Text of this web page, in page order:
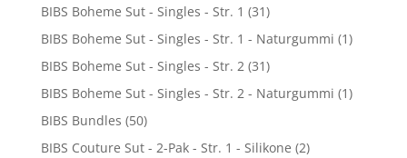
BIBS Boheme Sut - Singles - Str. 1 (31)
BIBS Boheme Sut - Singles - Str. 1 - Naturgummi (1)
BIBS Boheme Sut - Singles - Str. 2 (31)
BIBS Boheme Sut - Singles - Str. 2 - Naturgummi (1)
BIBS Bundles (50)
BIBS Couture Sut - 2-Pak - Str. 1 - Silikone (2)